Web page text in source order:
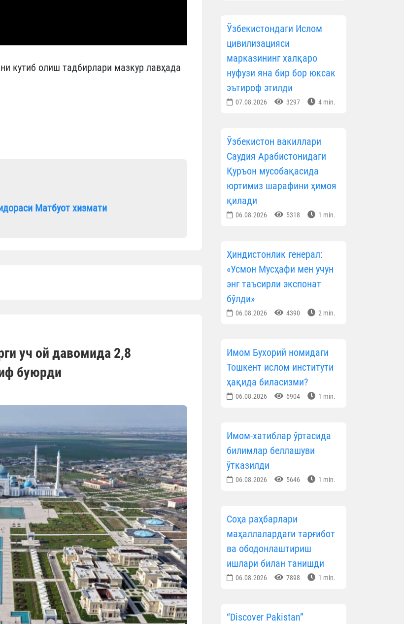
кутиб олиш тадбирлари мазкур лавҳада
Матбуот хизмати
уч ой давомида 2,8
буюрди
Ўзбекистондаги Ислом
цивилизацияси
марказининг халқаро
нуфузи яна бир бор юксак
эътироф этилди
07.08.2026 3297 4 min.
Ўзбекистон вакиллари
Саудия Арабистонидаги
Қуръон мусобақасида
юртимиз шарафини ҳимоя
қилади
06.08.2026 5318 1 min.
Ҳиндистонлик генерал:
«Усмон Мусҳафи мен учун
энг таъсирли экспонат
бўлди»
06.08.2026 4390 2 min.
Имом Бухорий номидаги
Тошкент ислом институти
ҳақида биласизми?
06.08.2026 6904 1 min.
Имом-хатиблар ўртасида
билимлар беллашуви
ўтказилди
06.08.2026 5646 1 min.
Соҳа раҳбарлари
маҳаллалардаги тарғибот
ва ободонлаштириш
ишлари билан танишди
06.08.2026 7898 1 min.
“Discover Pakistan”